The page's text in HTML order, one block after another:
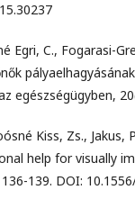
Egri, C., Fogarasi-
egészségügyben,
Kiss, Zs., Jakus,
help for visually
139. DOI: